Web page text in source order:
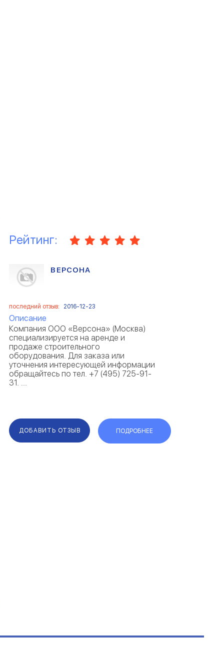
Рейтинг:
ВЕРСОНА
последний отзыв: 2016-12-23
Описание
Компания ООО «Версона» (Москва)
специализируется на аренде и
продаже строительного
оборудования. Для заказа или
уточнения интересующей информации
обращайтесь по тел. +7 (495) 725-91-
31. ...
ДОБАВИТЬ ОТЗЫВ ПОДРОБНЕЕ